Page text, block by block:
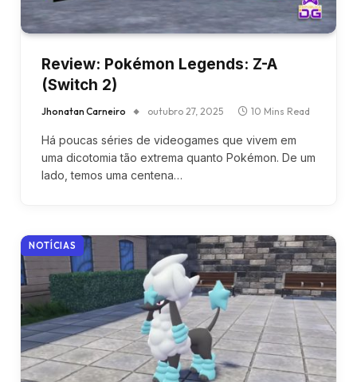
Review: Pokémon Legends: Z-A
(Switch 2)
Jhonatan Carneiro outubro 27, 2025 10 Mins Read
Há poucas séries de videogames que vivem em
uma dicotomia tão extrema quanto Pokémon. De um
lado, temos uma centena…
NOTÍCIAS